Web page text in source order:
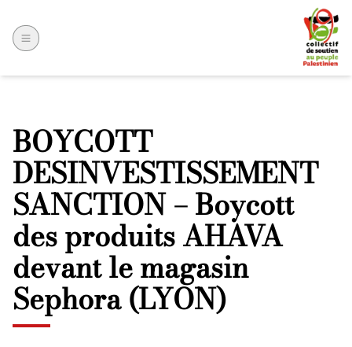
BOYCOTT
DESINVESTISSEMENT
SANCTION – Boycott
des produits AHAVA
devant le magasin
Sephora (LYON)